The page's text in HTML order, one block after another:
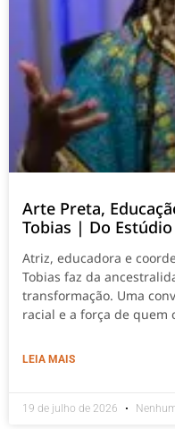
Arte Preta,
Tobias | Do
Atriz, educadora e
Tobias faz da
transformação. Uma
racial e a força de quem
LEIA MAIS
19 de julho de 2026